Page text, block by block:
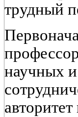
трудный
научных и